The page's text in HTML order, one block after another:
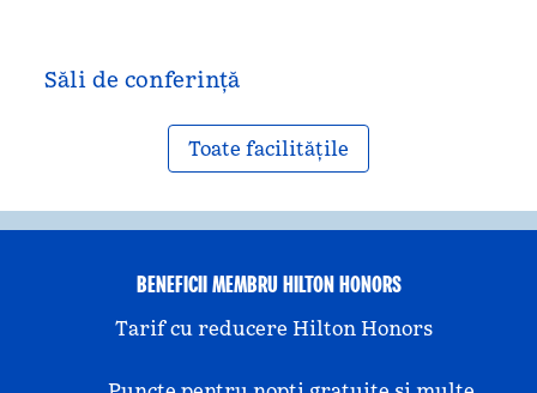
Săli de conferință
Toate facilitățile
BENEFICII MEMBRU HILTON HONORS
Tarif cu reducere Hilton Honors